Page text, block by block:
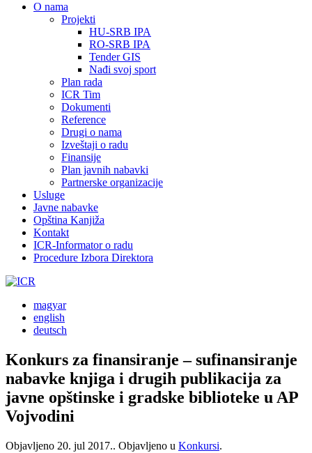
О nama
Projekti
HU-SRB IPA
RO-SRB IPA
Tender GIS
Nađi svoj sport
Plan rada
ICR Tim
Dokumenti
Reference
Drugi o nama
Izveštaji o radu
Finansije
Plan javnih nabavki
Partnerske organizacije
Usluge
Javne nabavke
Opština Kanjiža
Kontakt
ICR-Informator o radu
Procedure Izbora Direktora
magyar
english
deutsch
Konkurs za finansiranje ‒ sufinansiranje
nabavke knjiga i drugih publikacija za
javne opštinske i gradske biblioteke u AP
Vojvodini
Objavljeno 20. jul 2017.. Objavljeno u Konkursi.